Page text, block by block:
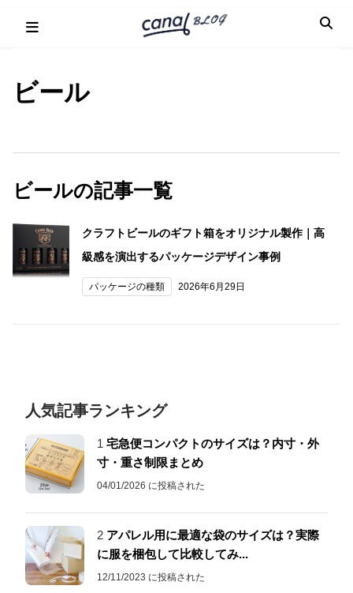
ビール
ビールの記事一覧
クラフトビールのギフト箱をオリジナル製作｜高
級感を演出するパッケージデザイン事例
パッケージの種類 2026年6月29日
人気記事ランキング
1 宅急便コンパクトのサイズは？内寸・外
寸・重さ制限まとめ
04/01/2026 に投稿された
2 アパレル用に最適な袋のサイズは？実際
に服を梱包して比較してみ...
12/11/2023 に投稿された